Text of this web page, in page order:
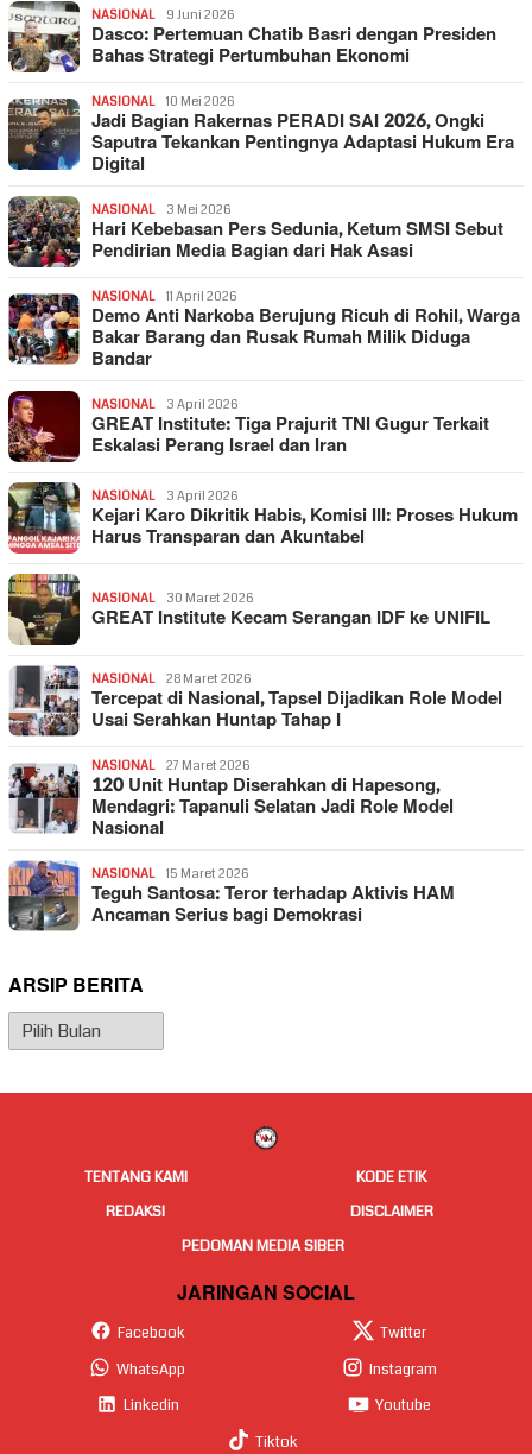
NASIONAL 9 Juni 2026
Dasco: Pertemuan Chatib Basri dengan Presiden
Bahas Strategi Pertumbuhan Ekonomi
NASIONAL 10 Mei 2026
Jadi Bagian Rakernas PERADI SAI 2026, Ongki
Saputra Tekankan Pentingnya Adaptasi Hukum Era
Digital
NASIONAL 3 Mei 2026
Hari Kebebasan Pers Sedunia, Ketum SMSI Sebut
Pendirian Media Bagian dari Hak Asasi
NASIONAL 11 April 2026
Demo Anti Narkoba Berujung Ricuh di Rohil, Warga
Bakar Barang dan Rusak Rumah Milik Diduga
Bandar
NASIONAL 3 April 2026
GREAT Institute: Tiga Prajurit TNI Gugur Terkait
Eskalasi Perang Israel dan Iran
NASIONAL 3 April 2026
Kejari Karo Dikritik Habis, Komisi III: Proses Hukum
Harus Transparan dan Akuntabel
NASIONAL 30 Maret 2026
GREAT Institute Kecam Serangan IDF ke UNIFIL
NASIONAL 28 Maret 2026
Tercepat di Nasional, Tapsel Dijadikan Role Model
Usai Serahkan Huntap Tahap I
NASIONAL 27 Maret 2026
120 Unit Huntap Diserahkan di Hapesong,
Mendagri: Tapanuli Selatan Jadi Role Model
Nasional
NASIONAL 15 Maret 2026
Teguh Santosa: Teror terhadap Aktivis HAM
Ancaman Serius bagi Demokrasi
ARSIP BERITA
Arsip
Berita
TENTANG KAMI
KODE ETIK
REDAKSI
DISCLAIMER
PEDOMAN MEDIA SIBER
JARINGAN SOCIAL
Facebook
Twitter
WhatsApp
Instagram
Linkedin
Youtube
Tiktok